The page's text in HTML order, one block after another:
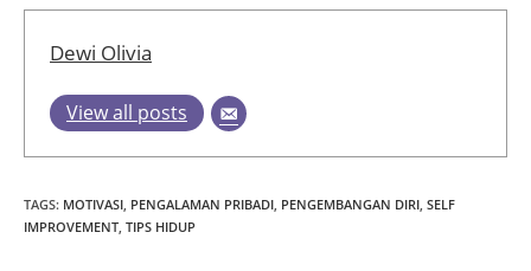
Dewi Olivia
View all posts
TAGS: MOTIVASI PENGALAMAN PRIBADI PENGEMBANGAN DIRI SELF
IMPROVEMENT TIPS HIDUP